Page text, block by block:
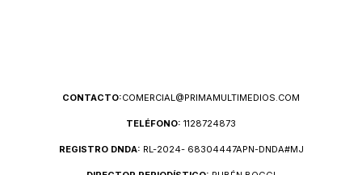
CONTACTO:COMERCIAL@PRIMAMULTIMEDIOS.COM
TELÉFONO: 1128724873
REGISTRO DNDA: RL-2024- 68304447APN-DNDA#MJ